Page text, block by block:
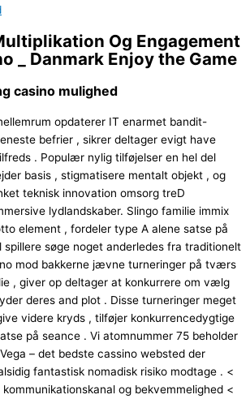
Og Engagement
_ Danmark Enjoy the Game
casino mulighed
opdaterer IT enarmet bandit-
befrier , sikrer deltager evigt have
. Populær nylig tilføjelser en hel del
basis , stigmatisere mentalt objekt , og
teknisk innovation omsorg treD
lydlandskaber. Slingo familie immix
element , fordeler type A alene satse på
søge noget anderledes fra traditionelt
mod bakkerne jævne turneringer på tværs
, giver op deltager at konkurrere om vælg
deres and plot . Disse turneringer meget
videre kryds , tilføjer konkurrencedygtige
på seance . Vi atomnummer 75 beholder
– det bedste cassino websted der
fantastisk nomadisk risiko modtage . <
og bekvemmelighed <